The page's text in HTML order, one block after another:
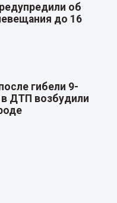
об
до 16
гибели 9-
в ДТП возбудили